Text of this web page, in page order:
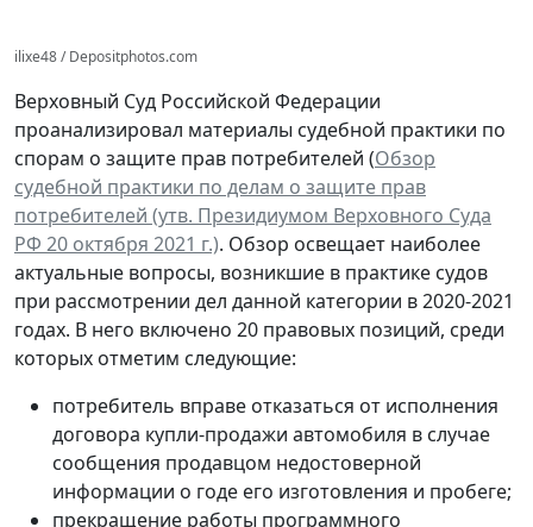
ilixe48 / Depositphotos.com
Верховный Суд Российской Федерации
проанализировал материалы судебной практики по
спорам о защите прав потребителей (Обзор
судебной практики по делам о защите прав
потребителей (утв. Президиумом Верховного Суда
РФ 20 октября 2021 г.). Обзор освещает наиболее
актуальные вопросы, возникшие в практике судов
при рассмотрении дел данной категории в 2020-2021
годах. В него включено 20 правовых позиций, среди
которых отметим следующие:
потребитель вправе отказаться от исполнения
договора купли-продажи автомобиля в случае
сообщения продавцом недостоверной
информации о годе его изготовления и пробеге;
прекращение работы программного